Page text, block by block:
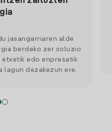
jasangarriaren alde
berdeko zer soluzio
edo enpresatik
lagun dezakezun ere.